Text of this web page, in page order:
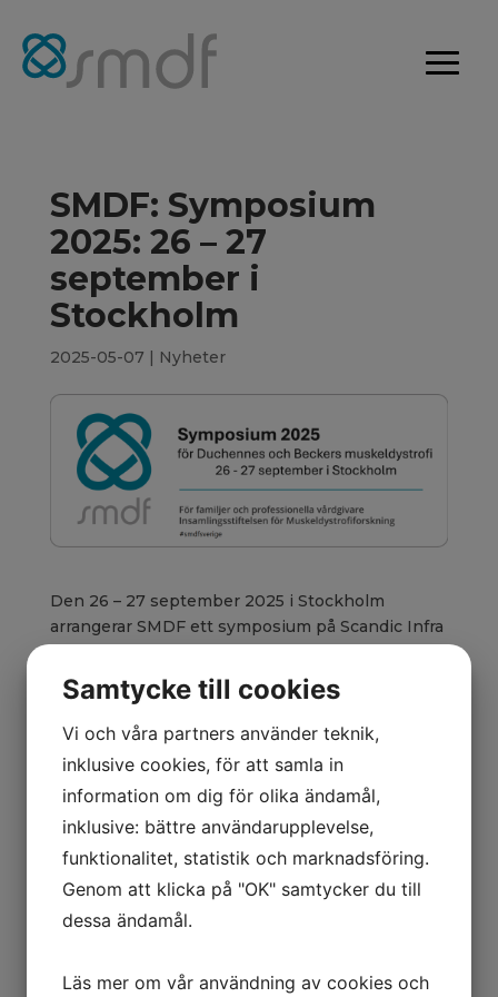
SMDF: Symposium
2025: 26 – 27
september i
Stockholm
2025-05-07 | Nyheter
Den 26 – 27 september 2025 i Stockholm
arrangerar SMDF ett symposium på Scandic Infra
Duchennes och Beckers Muskeldystrofi,
tillsammans med familjer, personliga assistenter,
skolpersonal och professionella vårdgivare, för
att informera om de senaste
forskningsnyheterna och uppdateringar från
SMDF:s verksamhet.
Utöver att vara en plattform för spridning av
viktig information, erbjuder symposiet också en
värdefull möjlighet för nätverkande och
erfarenhetsutbyte. Målet är att nå ut till alla som
Klicka här för program och anmälan!
Samtycke till cookies
Vi och våra partners använder teknik,
inklusive cookies, för att samla in
information om dig för olika ändamål,
inklusive: bättre användarupplevelse,
funktionalitet, statistik och marknadsföring.
Genom att klicka på "OK" samtycker du till
dessa ändamål.
Läs mer om vår användning av cookies och